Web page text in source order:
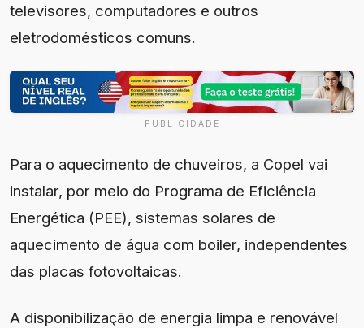
televisores, computadores e outros
eletrodomésticos comuns.
PUBLICIDADE
Para o aquecimento de chuveiros, a Copel vai
instalar, por meio do Programa de Eficiência
Energética (PEE), sistemas solares de
aquecimento de água com boiler, independentes
das placas fotovoltaicas.
A disponibilização de energia limpa e renovável